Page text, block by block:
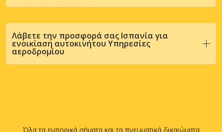
Λάβετε την προσφορά σας Ισπανία για
ενοικίαση αυτοκινήτου Υπηρεσίες
αεροδρομίου
Όλα τα εμπορικά σήματα και τα πνευματικά δικαιώματα